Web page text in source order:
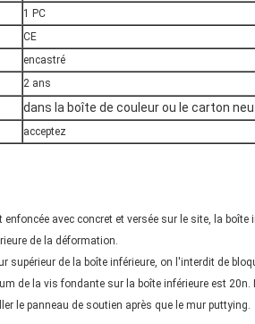
1 PC
CE
encastré
2 ans
dans la boîte de couleur ou le carton
acceptez
avec concret et versée sur le site, la
de la déformation.
supérieur de la boîte inférieure, on l'interdit de
de la vis fondante sur la boîte inférieure est 20n.
le panneau de soutien après que le mur puttying.